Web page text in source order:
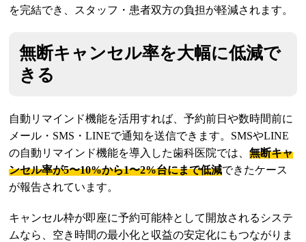
を完結でき、スタッフ・患者双方の負担が軽減されます。
無断キャンセル率を大幅に低減で
きる
自動リマインド機能を活用すれば、予約前日や数時間前に
メール・SMS・LINEで通知を送信できます。SMSやLINE
の自動リマインド機能を導入した歯科医院では、無断キャ
ンセル率が5〜10%から1〜2%台にまで低減できたケース
が報告されています。
キャンセル枠が即座に予約可能枠として開放されるシステ
ムなら、空き時間の最小化と収益の安定化にもつながりま